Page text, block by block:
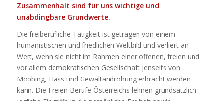
Zusammenhalt sind für uns wichtige und
unabdingbare Grundwerte.
Die freiberufliche Tätigkeit ist getragen von einem
humanistischen und friedlichen Weltbild und verliert an
Wert, wenn sie nicht im Rahmen einer offenen, freien und
vor allem demokratischen Gesellschaft jenseits von
Mobbing, Hass und Gewaltandrohung erbracht werden
kann. Die Freien Berufe Österreichs lehnen grundsätzlich